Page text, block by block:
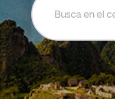
Busca
el
centro
de
ayuda
de
Exoticca